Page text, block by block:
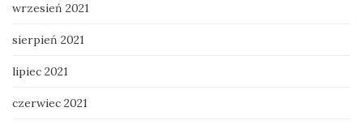
wrzesień 2021
sierpień 2021
lipiec 2021
czerwiec 2021